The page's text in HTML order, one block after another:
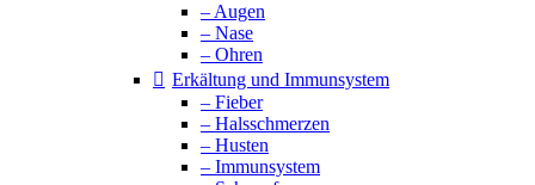
– Augen
– Nase
– Ohren
Erkältung und Immunsystem
– Fieber
– Halsschmerzen
– Husten
– Immunsystem